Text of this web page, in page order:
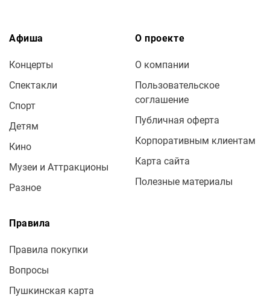
Афиша
Концерты
Спектакли
Спорт
Детям
Кино
Музеи и Аттракционы
Разное
О проекте
О компании
Пользовательское
соглашение
Публичная оферта
Корпоративным клиентам
Карта сайта
Полезные материалы
Правила
Правила покупки
Вопросы
Пушкинская карта